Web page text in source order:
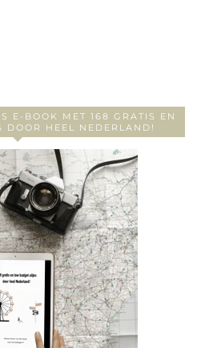
E-BOOK MET 168 GRATIS EN
DOOR HEEL NEDERLAND!